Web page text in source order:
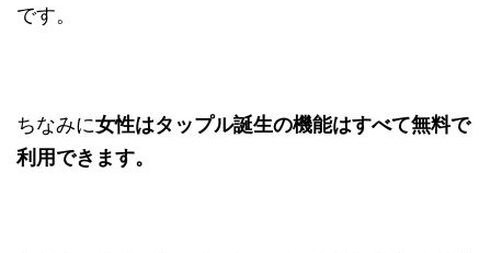
です。
ちなみに女性はタップル誕生の機能はすべて無料で
利用できます。